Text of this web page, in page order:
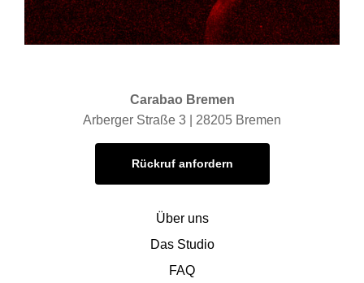
Carabao Bremen
Arberger Straße 3 | 28205 Bremen
Rückruf anfordern
Über uns
Das Studio
FAQ